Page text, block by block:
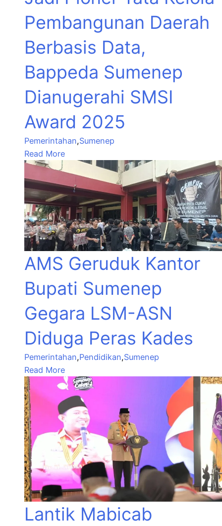
Pembangunan Daerah
Berbasis Data,
Bappeda Sumenep
Dianugerahi SMSI
Award 2025
Pemerintahan,Sumenep
Read More
AMS Geruduk Kantor
Bupati Sumenep
Gegara LSM-ASN
Diduga Peras Kades
Pemerintahan,Pendidikan,Sumenep
Read More
Lantik Mabicab